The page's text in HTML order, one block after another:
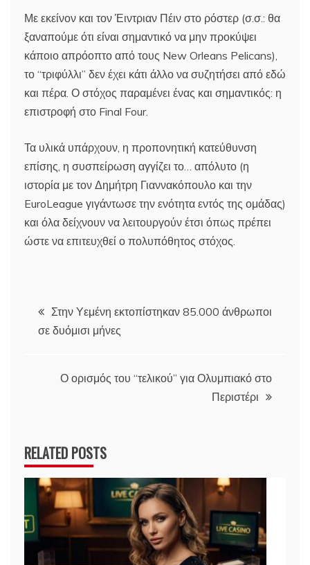
Με εκείνον και τον Έιντριαν Πέιν στο ρόστερ (σ.σ.: θα
ξαναπούμε ότι είναι σημαντικό να μην προκύψει
κάποιο απρόοπτο από τους New Orleans Pelicans),
το “τριφύλλι” δεν έχει κάτι άλλο να συζητήσει από εδώ
και πέρα. Ο στόχος παραμένει ένας και σημαντικός: η
επιστροφή στο Final Four.
Τα υλικά υπάρχουν, η προπονητική κατεύθυνση
επίσης, η συσπείρωση αγγίζει το… απόλυτο (η
ιστορία με τον Δημήτρη Γιαννακόπουλο και την
EuroLeague γιγάντωσε την ενότητα εντός της ομάδας)
και όλα δείχνουν να λειτουργούν έτσι όπως πρέπει
ώστε να επιτευχθεί ο πολυπόθητος στόχος.
Πλοήγηση
άρθρων
Στην Υεμένη εκτοπίστηκαν 85.000 άνθρωποι
σε δυόμισι μήνες
Ο ορισμός του “τελικού” για Ολυμπιακό στο
Περιστέρι
RELATED POSTS